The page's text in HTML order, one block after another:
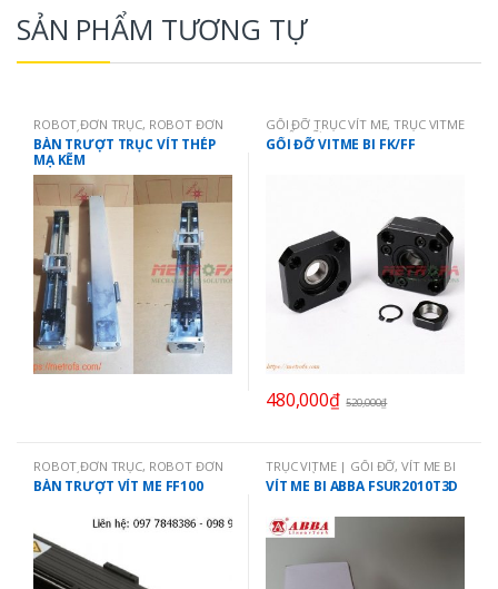
SẢN PHẨM TƯƠNG TỰ
ROBOT ĐƠN TRỤC, ROBOT ĐƠN
TRỤC VÍT ME
BÀN TRƯỢT TRỤC VÍT THÉP
MẠ KẼM
GỐI ĐỠ TRỤC VÍT ME,TRỤC VITME
| GỐI ĐỠ
GỐI ĐỠ VITME BI FK/FF
480,000₫ 520,000₫
ROBOT ĐƠN TRỤC, ROBOT ĐƠN
TRỤC VÍT ME
BÀN TRƯỢT VÍT ME FF100
TRỤC VITME | GỐI ĐỠ,VÍT ME BI
ABBA ĐÀI LOAN
VÍT ME BI ABBA FSUR2010T3D